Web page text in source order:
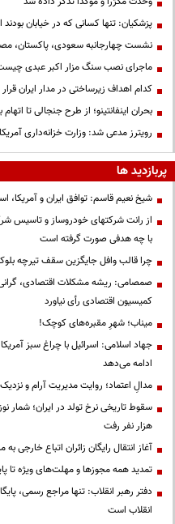
پزشکیان: تنها کسانی که در خیابان
نشست چهارجانبه سعودی، پاکستان، مصر
ماجرای نصب سنگ مزار اکبر عبدی
کدام اهداف زیرساختی در مدار ایران قرار
بحران اینفانتینو؛ از طرح جنجالی تا
رویترز مدعی شد: وزارت خزانه‌داری
پربازدید ها
شیخ نعیم قاسم: توافق ایران و آمریکا،
از رانت‌ شرکتهای خودروساز و تاسیس
با چه هدفی صورت گرفته است
چرا قالب وافل جایگزین سقف تیرچه
صمصامی: ریشه مشکلات اقتصادی،
کمیسیون اقتصادی رأی نیاورد
میناب؛ شهرِ مقبره‌های کوچک!
جهاد اسلامی: اسرائیل با چراغ سبز
ادامه می‌دهد
مدالِ اعتماد؛ روایت مدیریت آرام و
هزار نفر رفت
آغاز انتقال رایگان زائران اتباع خارجی به
تمدید همه مجوزها و مهلت‌های ویژه تا
دفتر رهبر انقلاب: تنها مراجع رسمی،
انقلاب است